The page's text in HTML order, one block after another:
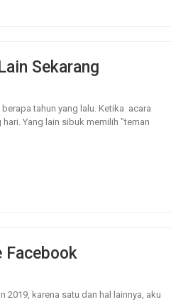
Sekarang
tahun yang lalu. Ketika acara
Yang lain sibuk memilih "teman
Facebook
2019, karena satu dan hal lainnya, aku